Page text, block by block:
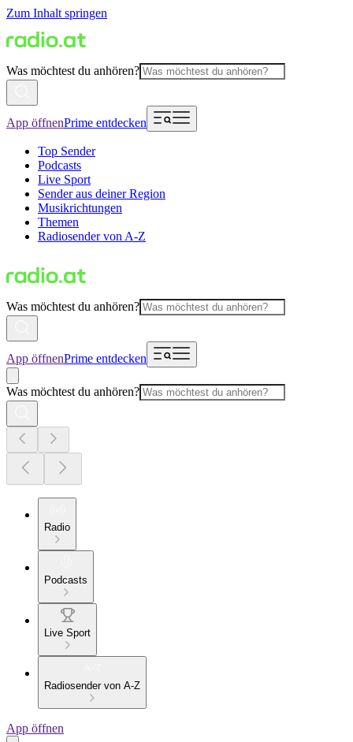
Zum Inhalt springen
Was möchtest du anhören?
App öffnenPrime entdecken
Top Sender
Podcasts
Live Sport
Sender aus deiner Region
Musikrichtungen
Themen
Radiosender von A-Z
Was möchtest du anhören?
App öffnenPrime entdecken
Was möchtest du anhören?
Radio
Podcasts
Live Sport
Radiosender von A-Z
App öffnen